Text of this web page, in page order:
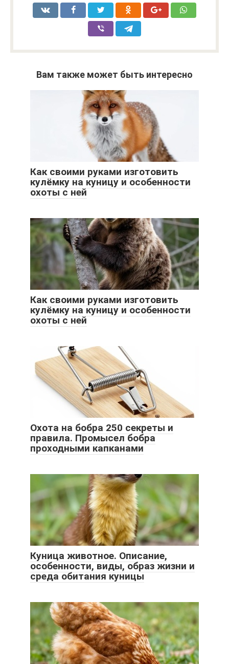
Вам также может быть интересно
Как своими руками изготовить
кулёмку на куницу и особенности
охоты с ней
Как своими руками изготовить
кулёмку на куницу и особенности
охоты с ней
Охота на бобра 250 секреты и
правила. Промысел бобра
проходными капканами
Куница животное. Описание,
особенности, виды, образ жизни и
среда обитания куницы